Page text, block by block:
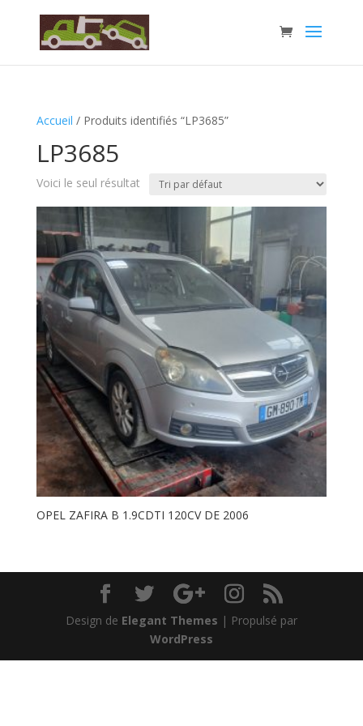
Accueil / Produits identifiés “LP3685”
LP3685
Voici le seul résultat
OPEL ZAFIRA B 1.9CDTI 120CV DE 2006
Design de Elegant Themes | Propulsé par
WordPress